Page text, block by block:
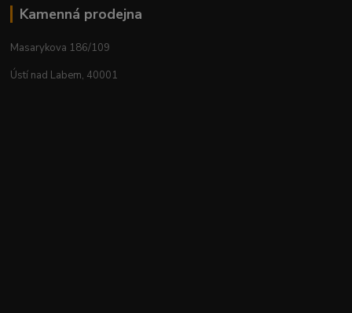
Kamenná prodejna
Masarykova 186/109
Ústí nad Labem, 40001